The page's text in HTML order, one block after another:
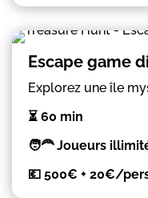
Escape game
Explorez une île
⏳ 60 min
🧑‍🦰 Joueurs
💶 500€ + 20€/